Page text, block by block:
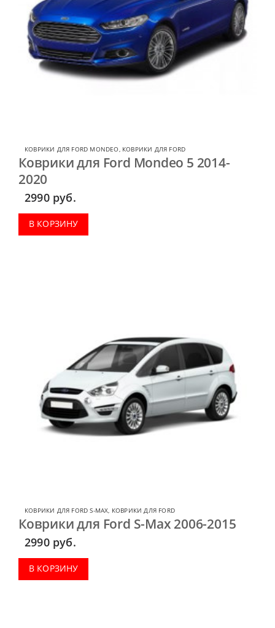
КОВРИКИ ДЛЯ FORD MONDEO, КОВРИКИ ДЛЯ FORD
Коврики для Ford Mondeo 5 2014-
2020
2990 руб.
В КОРЗИНУ
КОВРИКИ ДЛЯ FORD S-MAX, КОВРИКИ ДЛЯ FORD
Коврики для Ford S-Max 2006-2015
2990 руб.
В КОРЗИНУ